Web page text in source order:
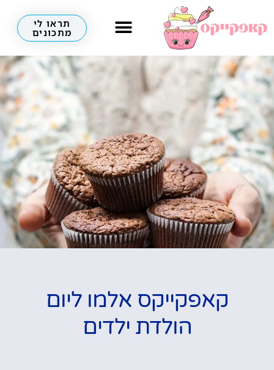
תראו לי
מתכונים
קאפקייקס אלמו ליום
הולדת ילדים